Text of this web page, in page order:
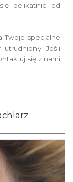
delikatnie od
Twoje specjalne
Jeśli
się z nami